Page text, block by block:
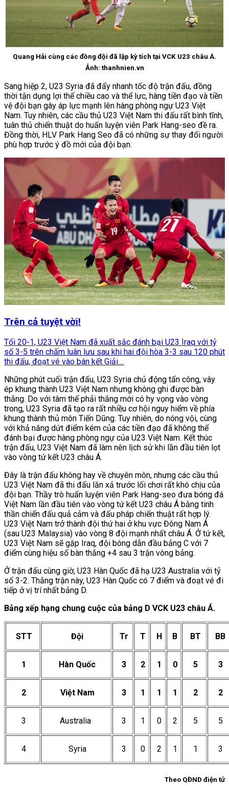
Quang Hải cùng các đồng đội đã lập kỳ tích tại VCK U23 châu Á.
Ảnh: thanhnien.vn
Sang hiệp 2, U23 Syria đã đẩy nhanh tốc độ trận đấu, đồng
thời tận dụng lợi thế chiều cao và thể lực, hàng tiền đạo và tiền
vệ đội bạn gây áp lực mạnh lên hàng phòng ngự U23 Việt
Nam. Tuy nhiên, các cầu thủ U23 Việt Nam thi đấu rất bình tĩnh,
tuân thủ chiến thuật do huấn luyện viên Park Hang-seo đề ra.
Đồng thời, HLV Park Hang Seo đã có những sự thay đổi người
phù hợp trước ý đồ mới của đội bạn.
Trên cả tuyệt vời!
Tối 20-1, U23 Việt Nam đã xuất sắc đánh bại U23 Iraq với tỷ
số 3-5 trên chấm luân lưu sau khi hai đội hòa 3-3 sau 120 phút
thi đấu, đoạt vé vào bán kết Giải....
Những phút cuối trận đấu, U23 Syria chủ động tấn công, vây
ép khung thành U23 Việt Nam nhưng không ghi được bàn
thắng. Do với tâm thế phải thắng mới có hy vọng vào vòng
trong, U23 Syria đã tạo ra rất nhiều cơ hội nguy hiểm về phía
khung thành thủ môn Tiến Dũng. Tuy nhiên, do nóng vội, cùng
với khả năng dứt điểm kém của các tiền đạo đã không thể
đánh bại được hàng phòng ngự của U23 Việt Nam. Kết thúc
trận đấu, U23 Việt Nam đã làm nên lịch sử khi lần đầu tiên lọt
vào vòng tứ kết U23 châu Á.
Đây là trận đấu không hay về chuyên môn, nhưng các cầu thủ
U23 Việt Nam đã thi đấu lăn xả trước lối chơi rất khó chịu của
đội bạn. Thầy trò huấn luyện viên Park Hang-seo đưa bóng đá
Việt Nam lần đầu tiên vào vòng tứ kết U23 châu Á bằng tinh
thần chiến đấu quả cảm và đấu pháp chiến thuật rất hợp lý.
U23 Việt Nam trở thành đội thứ hai ở khu vực Đông Nam Á
(sau U23 Malaysia) vào vòng 8 đội mạnh nhất châu Á. Ở tứ kết,
U23 Việt Nam sẽ gặp Iraq, đội bóng dẫn đầu bảng C với 7
điểm cùng hiệu số bàn thắng +4 sau 3 trận vòng bảng.
Ở trận đấu cùng giờ, U23 Hàn Quốc đã hạ U23 Australia với tỷ
số 3-2. Thắng trận này, U23 Hàn Quốc có 7 điểm và đoạt vé đi
tiếp ở vị trí nhất bảng D.
Bảng xếp hạng chung cuộc của bảng D VCK U23 châu Á.
STT Đội Tr T H B BT BB
1 Hàn Quốc 3 2 1 0 5 3
2 Việt Nam 3 1 1 1 2 2
3 Australia 3 1 0 2 5 5
4 Syria 3 0 2 1 1 3
Theo QĐND điện tử